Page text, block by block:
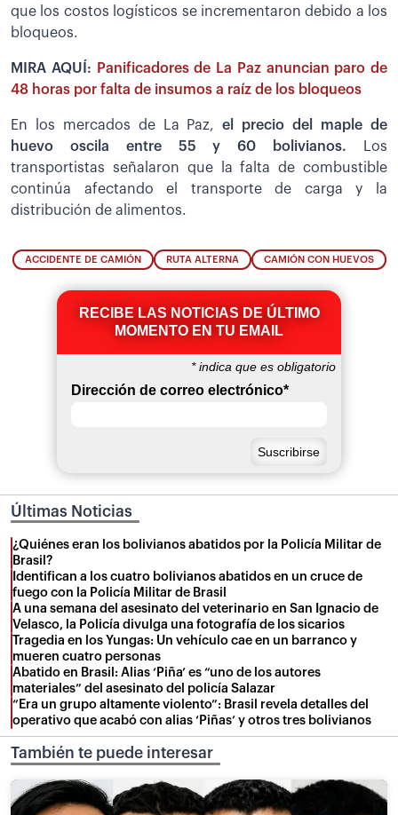
que los costos logísticos se incrementaron debido a los
bloqueos.
MIRA AQUÍ:
Panificadores de La Paz anuncian paro de
48 horas por falta de insumos a raíz de los bloqueos
En los mercados de La Paz,el precio del maple de
huevo oscila entre 55 y 60 bolivianos. Los
transportistas señalaron que la falta de combustible
continúa afectando el transporte de carga y la
distribución de alimentos.
ACCIDENTE DE CAMIÓN RUTA ALTERNA CAMIÓN CON HUEVOS
RECIBE LAS NOTICIAS DE ÚLTIMO
MOMENTO EN TU EMAIL
*indica que es obligatorio
Dirección de correo electrónico*
Últimas Noticias
¿Quiénes eran los bolivianos abatidos por la Policía Militar de
Brasil?
Identifican a los cuatro bolivianos abatidos en un cruce de
fuego con la Policía Militar de Brasil
A una semana del asesinato del veterinario en San Ignacio de
Velasco, la Policía divulga una fotografía de los sicarios
Tragedia en los Yungas: Un vehículo cae en un barranco y
mueren cuatro personas
Abatido en Brasil: Alias ‘Piña’ es “uno de los autores
materiales” del asesinato del policía Salazar
“Era un grupo altamente violento”: Brasil revela detalles del
operativo que acabó con alias ‘Piñas’ y otros tres bolivianos
También te puede interesar